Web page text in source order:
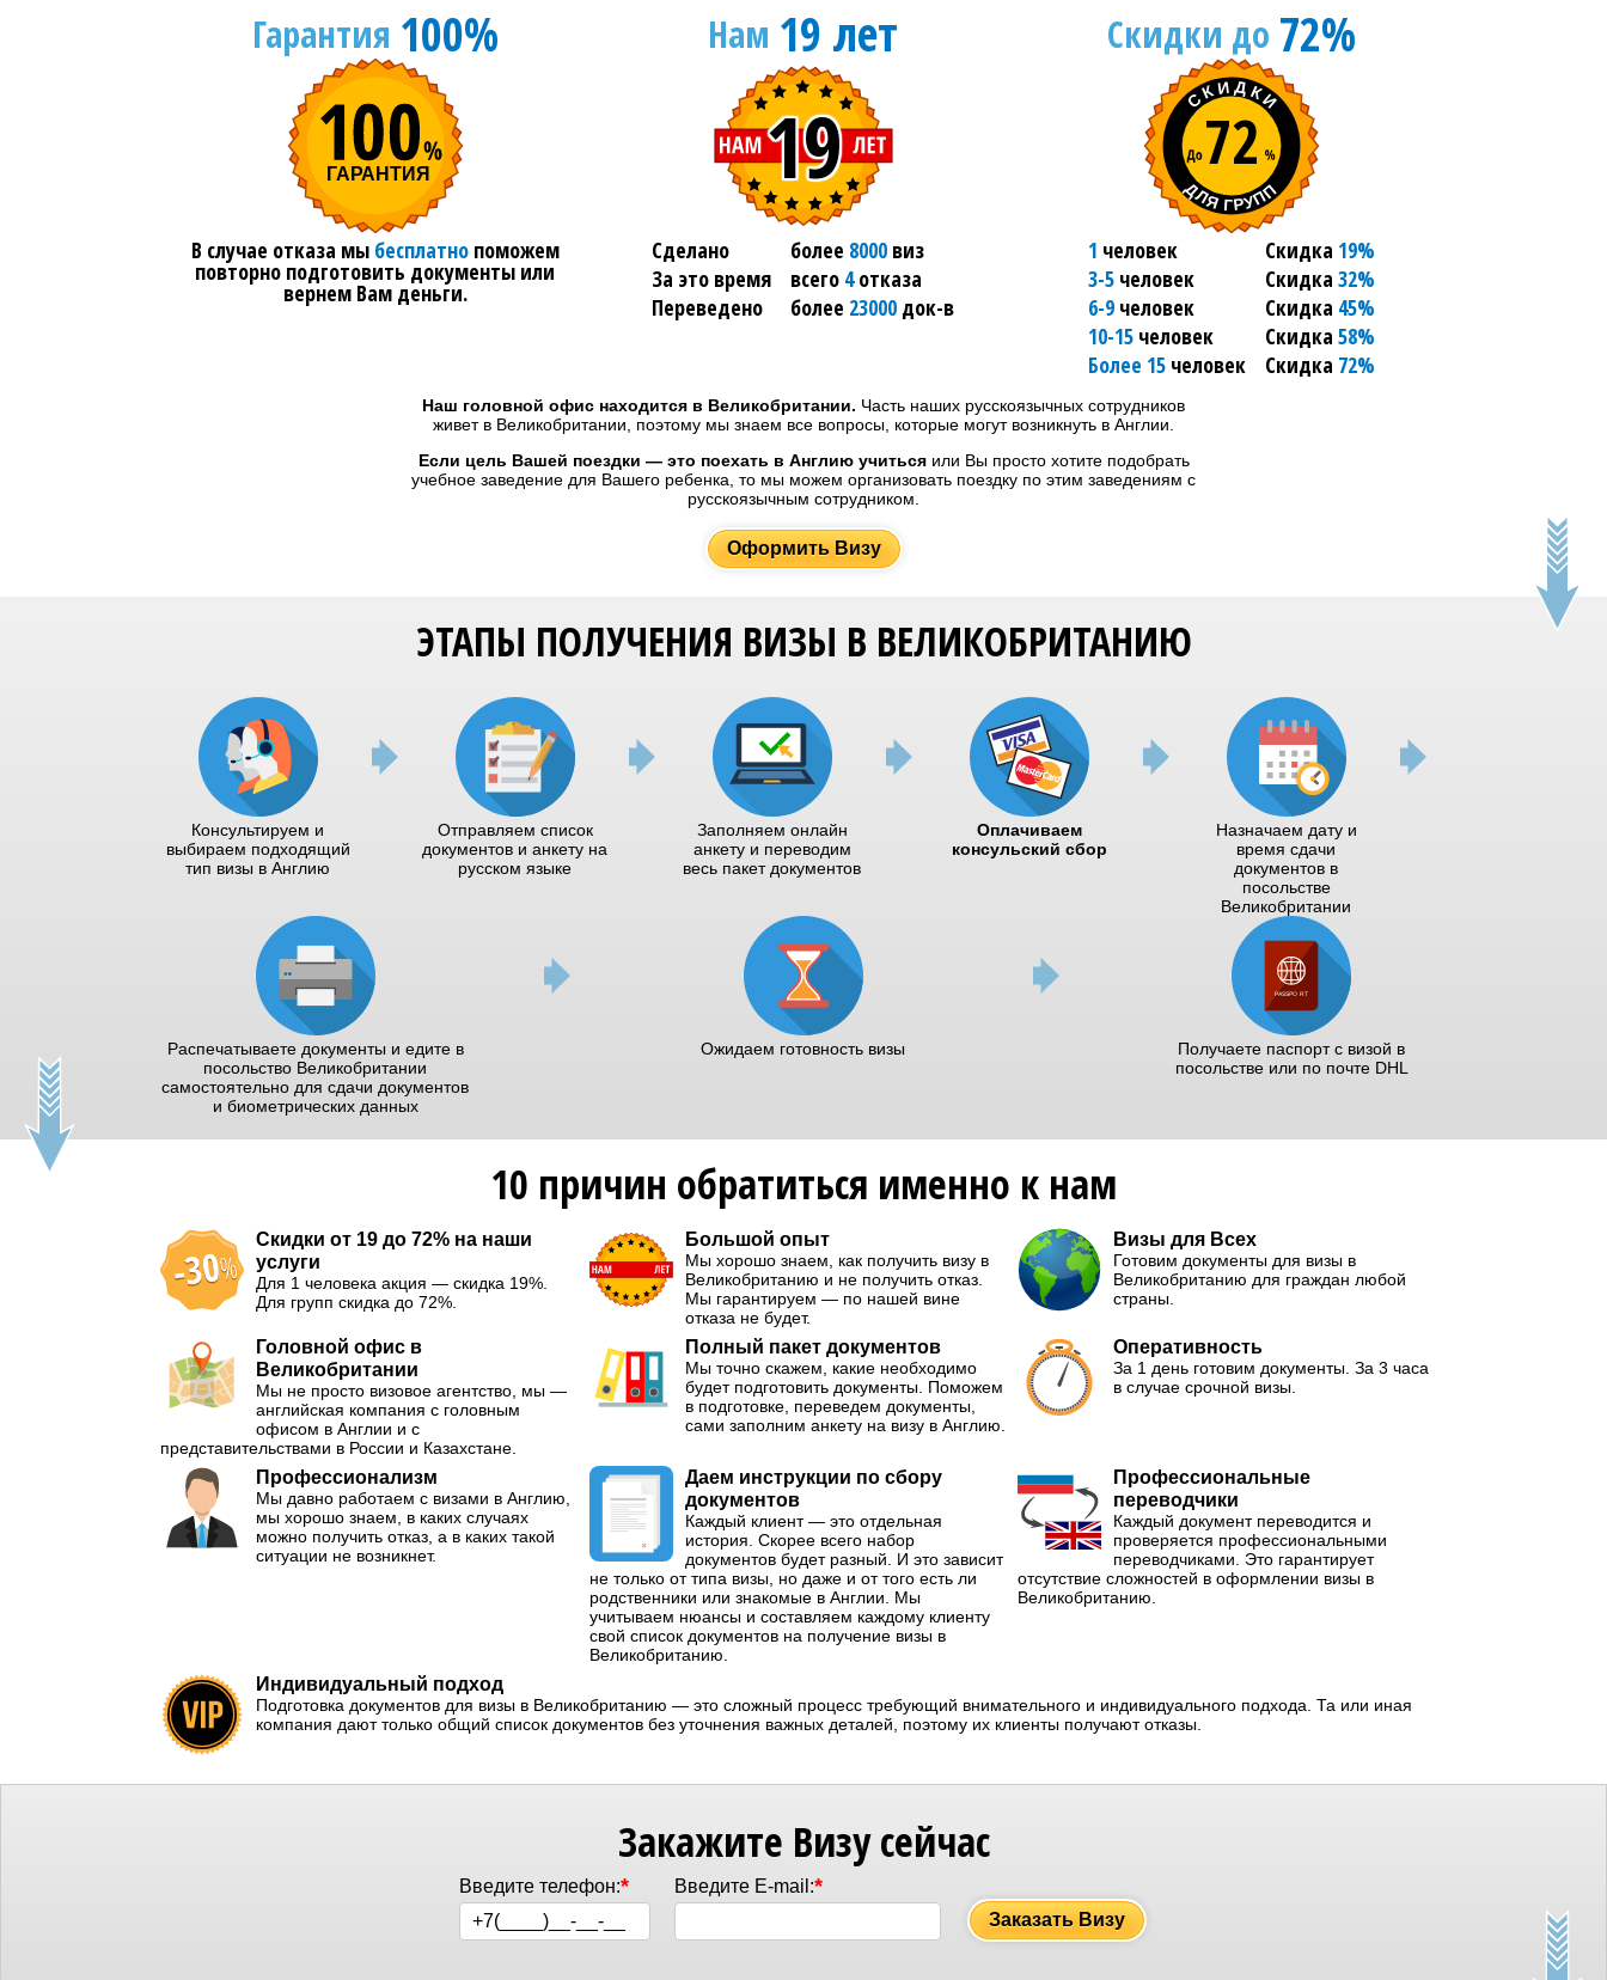
Гарантия 100%
В случае отказа мы бесплатнопоможем
повторно подготовить документы или
вернем Вам деньги.
Нам 19 лет
19
Сделано более 8000 виз
За это время
всего 4отказа
Переведено
более 23000 док-в
Скидки до 72%
72
1 человек Скидка 19%
3-5 человек Скидка32%
6-9 человек Скидка 45%
10-15 человек Скидка58%
Более 15 человек Скидка 72%
Наш головной офис находится в Великобритании. Часть наших русскоязычных сотрудников
живет в Великобритании, поэтому мы знаем все вопросы, которые могут возникнуть в Англии.
Если цель Вашей поездки — это поехать в Англию учитьсяили Вы просто хотите подобрать
учебное заведение для Вашего ребенка, то мы можем организовать поездку по этим заведениям с
русскоязычным сотрудником.
Оформить Визу
ЭТАПЫ ПОЛУЧЕНИЯ ВИЗЫ В ВЕЛИКОБРИТАНИЮ
Консультируем и
выбираем подходящий
тип визы в Англию
Отправляем список
документов и анкету на
русском языке
Заполняем онлайн
анкету и переводим
весь пакет документов
Оплачиваем
консульский сбор
Назначаем дату и
время сдачи
документов в
посольстве
Великобритании
Распечатываете документы и едите в
посольство Великобритании
самостоятельно для сдачи документов
и биометрических данных
Ожидаем готовность визы
Получаете паспорт с визой в
посольстве или по почте DHL
10 причин обратиться именно к нам
Скидки от 19 до 72% на наши
услуги
Для 1 человека акция — скидка 19%.
Для групп скидка до 72%.
Большой опыт
Мы хорошо знаем, как получить визу в
Великобританию и не получить отказ.
Мы гарантируем — по нашей вине
отказа не будет.
Визы для Всех
Готовим документы для визы в
Великобританию для граждан любой
страны.
Головной офис в
Великобритании
Мы не просто визовое агентство, мы —
английская компания с головным
офисом в Англии и с
представительствами в России и Казахстане.
Полный пакет документов
Мы точно скажем, какие необходимо
будет подготовить документы. Поможем
в подготовке, переведем документы,
сами заполним анкету на визу в Англию.
Оперативность
За 1 день готовим документы. За 3 часа
в случае срочной визы.
Профессионализм
Мы давно работаем с визами в Англию,
мы хорошо знаем, в каких случаях
можно получить отказ, а в каких такой
ситуации не возникнет.
Даем инструкции по сбору
документов
Каждый клиент — это отдельная
история. Скорее всего набор
документов будет разный. И это зависит
не только от типа визы, но даже и от того есть ли
родственники или знакомые в Англии. Мы
учитываем нюансы и составляем каждому клиенту
свой список документов на получение визы в
Великобританию.
Профессиональные
переводчики
Каждый документ переводится и
проверяется профессиональными
переводчиками. Это гарантирует
отсутствие сложностей в оформлении визы в
Великобританию.
Индивидуальный подход
Подготовка документов для визы в Великобританию — это сложный процесс требующий внимательного и индивидуального подхода. Та или иная
компания дают только общий список документов без уточнения важных деталей, поэтому их клиенты получают отказы.
Закажите Визу сейчас
Введите телефон:* Введите E-mail:*
Заказать Визу